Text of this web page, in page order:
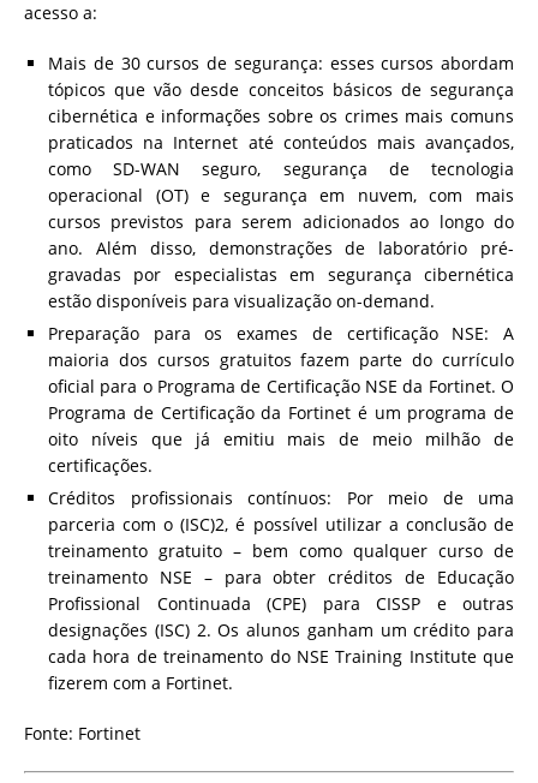
acesso a:
Mais de 30 cursos de segurança: esses cursos abordam
tópicos que vão desde conceitos básicos de segurança
cibernética e informações sobre os crimes mais comuns
praticados na Internet até conteúdos mais avançados,
como SD-WAN seguro, segurança de tecnologia
operacional (OT) e segurança em nuvem, com mais
cursos previstos para serem adicionados ao longo do
ano. Além disso, demonstrações de laboratório pré-
gravadas por especialistas em segurança cibernética
estão disponíveis para visualização on-demand.
Preparação para os exames de certificação NSE: A
maioria dos cursos gratuitos fazem parte do currículo
oficial para o Programa de Certificação NSE da Fortinet. O
Programa de Certificação da Fortinet é um programa de
oito níveis que já emitiu mais de meio milhão de
certificações.
Créditos profissionais contínuos: Por meio de uma
parceria com o (ISC)2, é possível utilizar a conclusão de
treinamento gratuito – bem como qualquer curso de
treinamento NSE – para obter créditos de Educação
Profissional Continuada (CPE) para CISSP e outras
designações (ISC) 2. Os alunos ganham um crédito para
cada hora de treinamento do NSE Training Institute que
fizerem com a Fortinet.
Fonte: Fortinet